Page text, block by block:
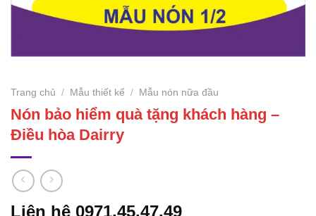
Trang chủ / Mẫu thiết kế / Mẫu nón nữa đầu
Nón bảo hiểm quà tặng khách hàng –
Điều hòa Dairry
Liên hệ 0971.45.47.49